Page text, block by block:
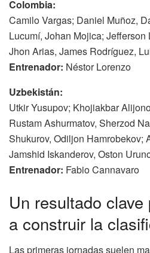
Colombia:
Camilo Vargas; Daniel Muñoz,
Lucumí, Johan Mojica; Jefferson
Jhon Arias, James Rodríguez,
Entrenador: Néstor Lorenzo
Uzbekistán:
Utkir Yusupov; Khojiakbar
Rustam Ashurmatov, Sherzod
Shukurov, Odiljon Hamrobekov;
Jamshid Iskanderov, Oston
Entrenador: Fabio Cannavaro
Un resultado
a construir la
Las primeras jornadas suelen